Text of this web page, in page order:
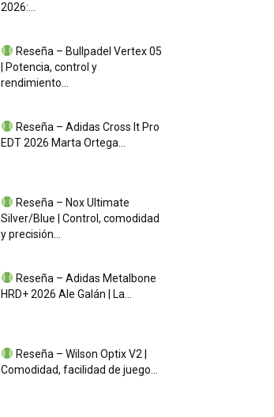
2026:...
Reseña – Bullpadel Vertex 05
| Potencia, control y
rendimiento...
Reseña – Adidas Cross It Pro
EDT 2026 Marta Ortega...
Reseña – Nox Ultimate
Silver/Blue | Control, comodidad
y precisión...
Reseña – Adidas Metalbone
HRD+ 2026 Ale Galán | La...
Reseña – Wilson Optix V2 |
Comodidad, facilidad de juego...